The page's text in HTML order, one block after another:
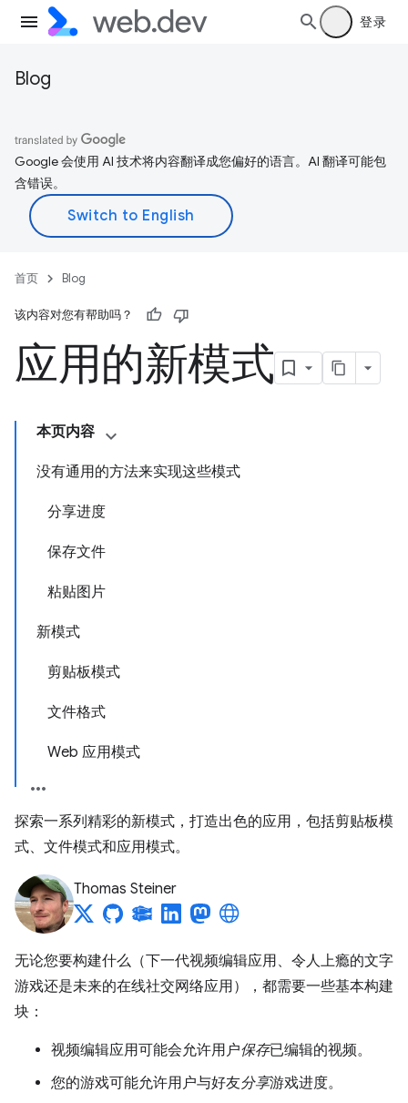
登录
Blog
Google 会使用 AI 技术将内容翻译成您偏好的语言。AI 翻译可能包
含错误。
首页 Blog
该内容对您有帮助吗？
应用的新模式
本页内容
没有通用的方法来实现这些模式
分享进度
保存文件
粘贴图片
新模式
剪贴板模式
文件格式
Web 应用模式
探索一系列精彩的新模式，打造出色的应用，包括剪贴板模
式、文件模式和应用模式。
Thomas Steiner
无论您要构建什么（下一代视频编辑应用、令人上瘾的文字
游戏还是未来的在线社交网络应用），都需要一些基本构建
块：
视频编辑应用可能会允许用户保存已编辑的视频。
您的游戏可能允许用户与好友分享游戏进度。